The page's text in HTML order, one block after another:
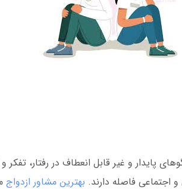
پایدار و غیر قابل انعطاف در رفتار، تفکر
اجتماعی فاصله دارند. بهترین مشاور ازدواج